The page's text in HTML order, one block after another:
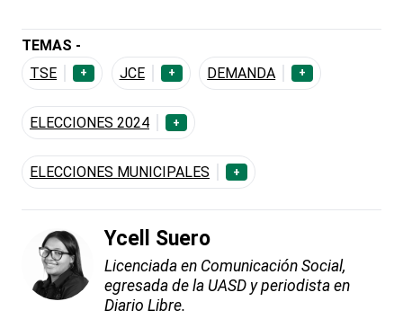
TEMAS -
TSE
+ JCE + DEMANDA +
ELECCIONES 2024 +
ELECCIONES MUNICIPALES +
Ycell Suero
Licenciada en Comunicación Social,
egresada de la UASD y periodista en
Diario Libre.